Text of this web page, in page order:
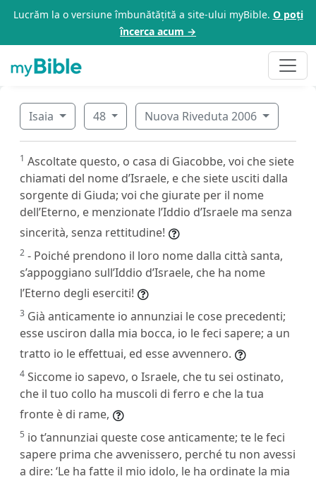
Lucrăm la o versiune îmbunătățită a site-ului myBible. O poți
încerca acum →
Isaia 48 Nuova Riveduta 2006
1 Ascoltate questo, o casa di Giacobbe, voi che siete
chiamati del nome d’Israele, e che siete usciti dalla
sorgente di Giuda; voi che giurate per il nome
dell’Eterno, e menzionate l’Iddio d’Israele ma senza
sincerità, senza rettitudine!
2 - Poiché prendono il loro nome dalla città santa,
s’appoggiano sull’Iddio d’Israele, che ha nome
l’Eterno degli eserciti!
3 Già anticamente io annunziai le cose precedenti;
esse usciron dalla mia bocca, io le feci sapere; a un
tratto io le effettuai, ed esse avvennero.
4 Siccome io sapevo, o Israele, che tu sei ostinato,
che il tuo collo ha muscoli di ferro e che la tua
fronte è di rame,
5 io t’annunziai queste cose anticamente; te le feci
sapere prima che avvenissero, perché tu non avessi
a dire: ‘Le ha fatte il mio idolo, le ha ordinate la mia